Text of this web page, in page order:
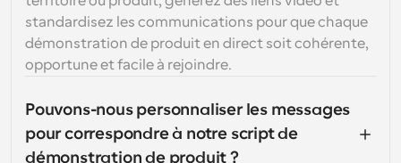
standardisez les communications pour que chaque
démonstration de produit en direct soit cohérente,
opportune et facile à rejoindre.
Pouvons-nous personnaliser les messages
pour correspondre à notre script de
démonstration de produit ?